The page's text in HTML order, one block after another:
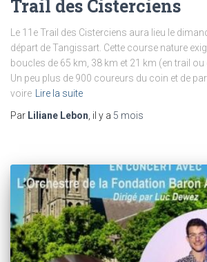
Trail des Cisterciens
Le 11e Trail des Cisterciens aura lieu le
départ de Tangissart. Cette course nature
boucles de 65 km, 38 km et 21 km (en trail
Un peu plus de 900 coureurs du coin et de
voire Lire la suite
Par Liliane Lebon, il y a 5 mois